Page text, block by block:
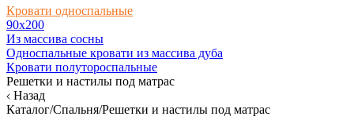
Кровати односпальные
90х200
Из массива сосны
Односпальные кровати из массива дуба
Кровати полутороспальные
Решетки и настилы под матрас
Назад
Каталог/Спальня/Решетки и настилы под матрас